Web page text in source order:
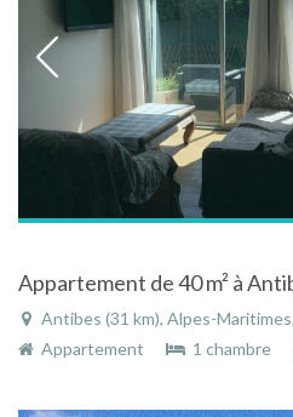
Appartement de 40 m² à
Antibes (31 km), Alpes-Maritimes,
Appartement
1 chambre